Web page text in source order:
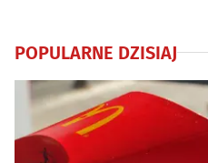
POPULARNE DZISIAJ